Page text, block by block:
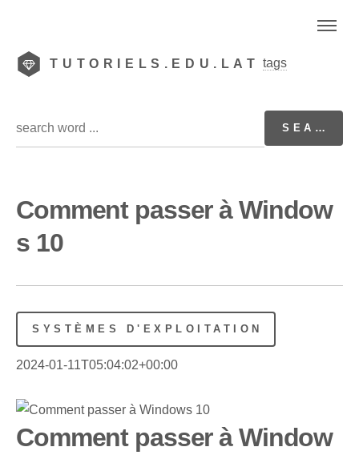
TUTORIELS.EDU.LAT tags
Comment passer à Window
s 10
SYSTÈMES D'EXPLOITATION
2024-01-11T05:04:02+00:00
Comment passer à Window